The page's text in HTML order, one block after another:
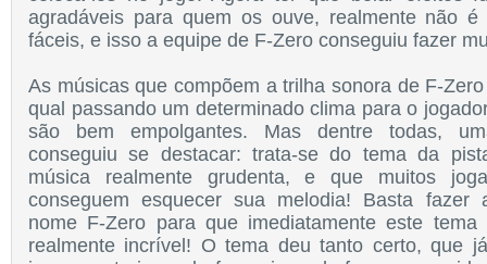
agradáveis para quem os ouve, realmente não
fáceis, e isso a equipe de F-Zero conseguiu fazer
As músicas que compõem a trilha sonora de F-
qual passando um determinado clima para o
são bem empolgantes. Mas dentre todas,
conseguiu se destacar: trata-se do tema da
música realmente grudenta, e que muitos
conseguem esquecer sua melodia! Basta fazer
nome F-Zero para que imediatamente este
realmente incrível! O tema deu tanto certo, que